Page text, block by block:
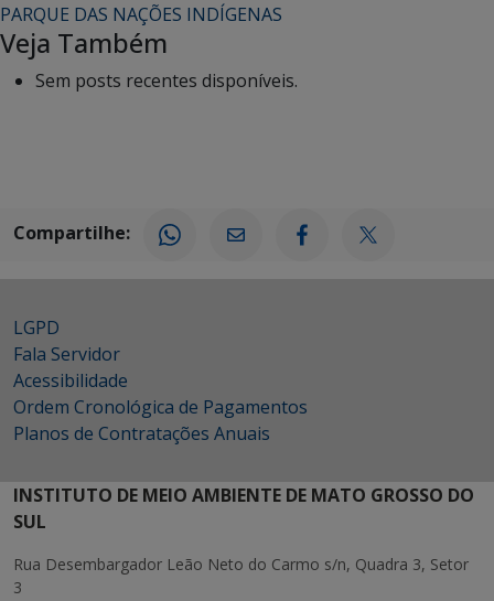
PARQUE DAS NAÇÕES INDÍGENAS
Veja Também
Sem posts recentes disponíveis.
Compartilhe:
LGPD
Fala Servidor
Acessibilidade
Ordem Cronológica de Pagamentos
Planos de Contratações Anuais
INSTITUTO DE MEIO AMBIENTE DE MATO GROSSO DO
SUL
Rua Desembargador Leão Neto do Carmo s/n, Quadra 3, Setor
3